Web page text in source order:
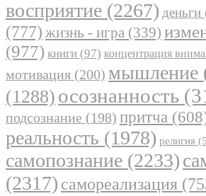
восприятие (2267) деньги
(777) жизнь - игра (339)
(977) книги (97) концентрация
мотивация (200) мышление
(1288) осознанность
подсознание (198) притча
реальность (1978) религия
самопознание (2233)
(2317) самореализация